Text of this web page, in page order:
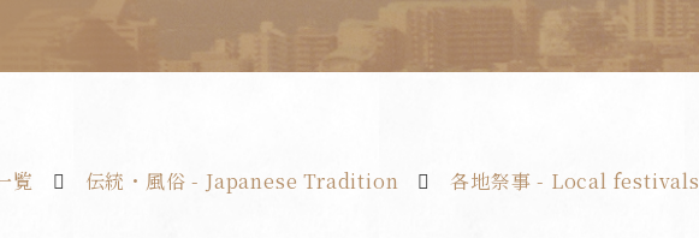
覧 伝統・風俗 - Japanese Tradition
各地祭事 - Local festivals